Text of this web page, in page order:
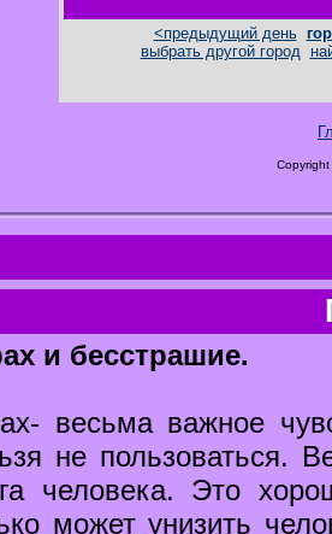
<предыдущий день
выбрать другой город
и бесстрашие.
весьма важное
не пользоваться.
человека. Это
может унизить